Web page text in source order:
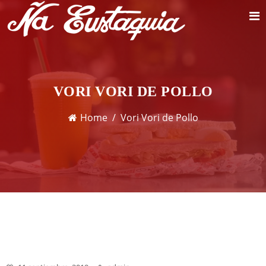
VORI VORI DE POLLO
Home Vori Vori de Pollo